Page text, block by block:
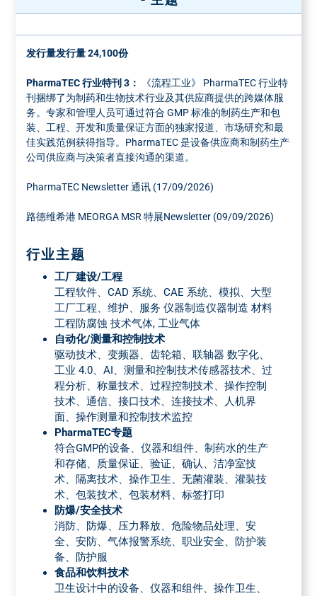
发行量发行量 24,100份
PharmaTEC 行业特刊 3：
《流程工业》 PharmaTEC 行业特
刊捆绑了为制药和生物技术行业及其供应商提供的跨媒体服
务。专家和管理人员可通过符合 GMP 标准的制药生产和包
装、工程、开发和质量保证方面的独家报道、市场研究和最
佳实践范例获得指导。PharmaTEC 是设备供应商和制药生产
公司供应商与决策者直接沟通的渠道。
PharmaTEC Newsletter 通讯 (17/09/2026)
路德维希港 MEORGA MSR 特展Newsletter (09/09/2026)
行业主题
工厂建设/工程
工程软件、CAD 系统、CAE 系统、模拟、大型
工厂工程、维护、服务 仪器制造仪器制造 材料
工程防腐蚀 技术气体, 工业气体
自动化/测量和控制技术
驱动技术、变频器、齿轮箱、联轴器 数字化、
工业 4.0、AI、测量和控制技术传感器技术、过
程分析、称量技术、过程控制技术、操作控制
技术、通信、接口技术、连接技术、人机界
面、操作测量和控制技术监控
PharmaTEC专题
符合GMP的设备、仪器和组件、制药水的生产
和存储、质量保证、验证、确认、洁净室技
术、隔离技术、操作卫生、无菌灌装、灌装技
术、包装技术、包装材料、标签打印
防爆/安全技术
消防、防爆、压力释放、危险物品处理、安
全、安防、气体报警系统、职业安全、防护装
备、防护服
食品和饮料技术
卫生设计中的设备、仪器和组件、操作卫生、